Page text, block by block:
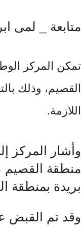
متابعة _ لمى
القصيم، وذلك
اللازمة.
وأشار المركز
منطقة
بريدة بمنطقة
وقد تم القبض